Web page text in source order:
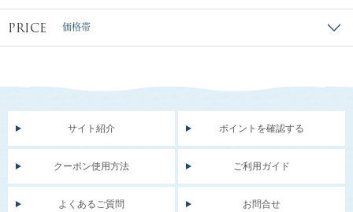
PRICE 価格帯
サイト紹介 ポイントを確認する
クーポン使用方法 ご利用ガイド
よくあるご質問 お問合せ